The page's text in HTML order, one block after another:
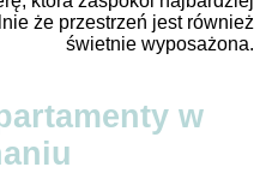
że przestrzeń jest również
świetnie wyposażona.
w